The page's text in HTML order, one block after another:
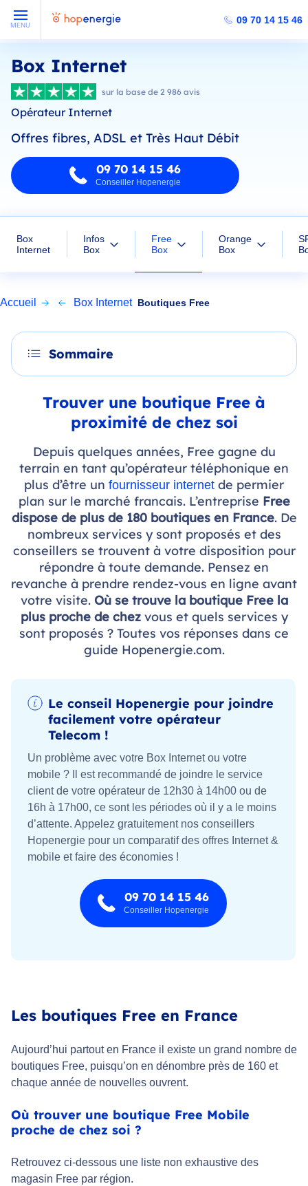
MENU 09 70 14 15 46
Box Internet
sur la base de 2 986 avis
Opérateur Internet
Offres fibres, ADSL et Très Haut Débit
09 70 14 15 46
Conseiller Hopenergie
Box
Internet
Infos
Box
Free
Box
Orange
Box
Accueil Box Internet Boutiques Free
Sommaire
Trouver une boutique Free à
proximité de chez soi
Depuis quelques années, Free gagne du
terrain en tant qu’opérateur téléphonique en
plus d’être un fournisseur internet de permier
plan sur le marché francais. L’entreprise Free
dispose de plus de 180 boutiques en France. De
nombreux services y sont proposés et des
conseillers se trouvent à votre disposition pour
répondre à toute demande. Pensez en
revanche à prendre rendez-vous en ligne avant
votre visite. Où se trouve la boutique Free la
plus proche de chezvous et quels services y
sont proposés ? Toutes vos réponses dans ce
guide Hopenergie.com.
Le conseil Hopenergie pour joindre
facilement votre opérateur
Telecom !
Un problème avec votre Box Internet ou votre
mobile ? Il est recommandé de joindre le service
client de votre opérateur de 12h30 à 14h00 ou de
16h à 17h00, ce sont les périodes où il y a le moins
d’attente. Appelez gratuitement nos conseillers
Hopenergie pour un comparatif des offres Internet &
mobile et faire des économies !
09 70 14 15 46
Conseiller Hopenergie
Les boutiques Free en France
Aujourd’hui partout en France il existe un grand nombre de
boutiques Free, puisqu’on en dénombre près de 160 et
chaque année de nouvelles ouvrent.
Où trouver une boutique Free Mobile
proche de chez soi ?
Retrouvez ci-dessous une liste non exhaustive des
magasin Free par région.